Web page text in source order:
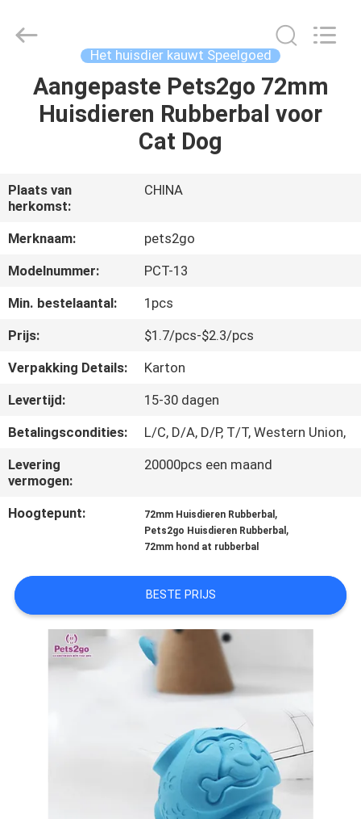
HUIS
ONGEVEER
ONS
FABRIEKSREIS
ONS
VERZOEK
OM
EEN
CITAAT
SITEMAP
PRIVACY
POLICY
Co.Ltd.
Het huisdier kauwt Speelgoed
Aangepaste Pets2go 72mm
Huisdieren Rubberbal voor
Cat Dog
Plaats van
herkomst:
CHINA
Merknaam:
pets2go
Modelnummer:
PCT-13
Min. bestelaantal:
1pcs
Prijs:
$1.7/pcs-$2.3/pcs
Verpakking Details:
Karton
Levertijd:
15-30 dagen
Betalingscondities:
L/C, D/A, D/P, T/T, Western Union,
Levering
vermogen:
20000pcs een maand
Hoogtepunt: 72mm Huisdieren Rubberbal ,
Pets2go Huisdieren Rubberbal ,
72mm hond at rubberbal
BESTE PRIJS